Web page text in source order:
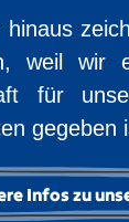
hinaus
weil wir
für
gegeben
Infos zu